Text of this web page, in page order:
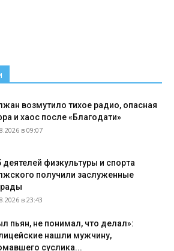
возмутило тихое радио, опасная
и хаос после «Благодати»
в 09:07
деятелей физкультуры и спорта
получили заслуженные
в 23:43
пьян, не понимал, что делал»:
нашли мужчину,
суслика...